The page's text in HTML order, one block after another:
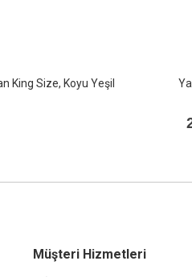
King Size, Bronz
Müşteri Hizmetleri